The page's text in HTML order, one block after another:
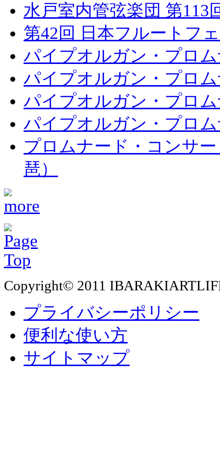
水戸室内管弦楽団 第113
第42回 日本フルートフ
パイプオルガン・プロ
パイプオルガン・プロ
パイプオルガン・プロ
パイプオルガン・プロ
プロムナード・コンサ
琶）
Copyright© 2011
プライバシーポリシー
便利な使い方
サイトマップ